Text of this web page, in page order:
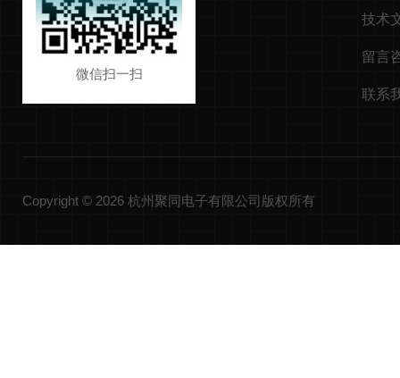
微信扫一扫
技术
留言
联系
Copyright © 2026 杭州聚同电子有限公司版权所有